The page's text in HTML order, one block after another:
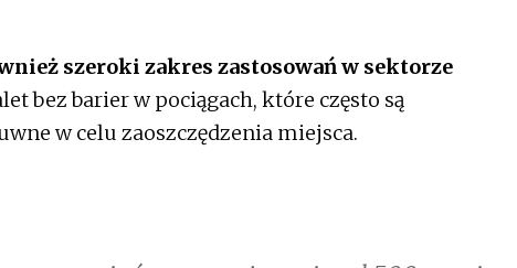
szeroki zakres zastosowań w sektorze
bez barier w pociągach, które często są
w celu zaoszczędzenia miejsca.